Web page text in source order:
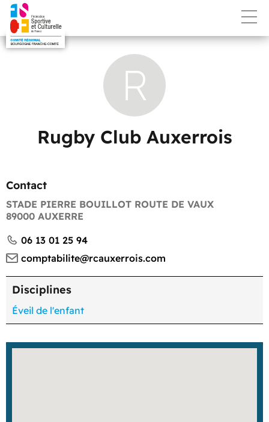
R
Rugby Club Auxerrois
Contact
STADE PIERRE BOUILLOT ROUTE DE VAUX
89000 AUXERRE
06 13 01 25 94
comptabilite@rcauxerrois.com
Disciplines
Éveil de l'enfant